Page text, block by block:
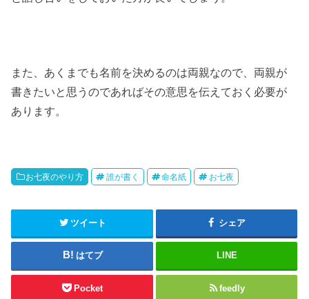
また、あくまでも名前を決めるのは両親なので、両親が
書きたいと思うのであればその意思を伝えておく必要が
あります。
お七夜のやり方 誰が書く 命名紙 お七夜
ツイート シェア
はてブ LINE
Pocket feedly